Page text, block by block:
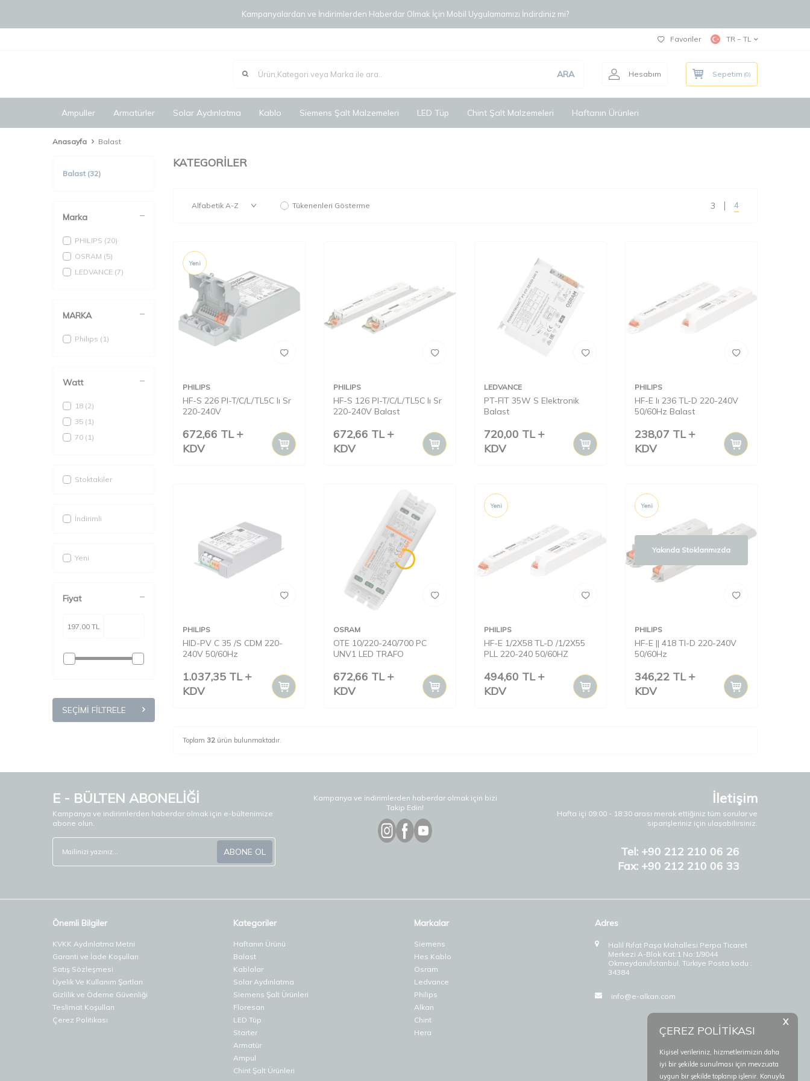
X
ÇEREZ POLİTİKASI
Kişisel verileriniz, hizmetlerimizin daha
iyi bir şekilde sunulması için mevzuata
uygun bir şekilde toplanıp işlenir. Konuyla
Kampanyalardan ve İndirimlerden Haberdar Olmak İçin Mobil Uygulamamızı İndirdiniz mi?
Favoriler TR − TL
ARA Hesabım Sepetim (0)
Ampuller Armatürler Solar Aydınlatma Kablo Siemens Şalt Malzemeleri LED Tüp Chint Şalt Malzemeleri Haftanın Ürünleri
Anasayfa Balast
Balast (32)
Marka
PHILIPS (20)
OSRAM (5)
LEDVANCE (7)
MARKA
Philips (1)
Watt
18 (2)
35 (1)
70 (1)
Stoktakiler
İndirimli
Yeni
Fiyat
SEÇIMI FILTRELE
KATEGORİLER
Tükenenleri Gösterme 3 4
Yeni
PHILIPS
HF-S 226 Pl-T/C/L/TL5C Iı Sr
220-240V
672,66 TL
KDV
PHILIPS
HF-S 126 Pl-T/C/L/TL5C Iı Sr
220-240V Balast
672,66 TL
KDV
LEDVANCE
PT-FIT 35W S Elektronik
Balast
720,00 TL
KDV
PHILIPS
HF-E Iı 236 TL-D 220-240V
50/60Hz Balast
238,07 TL
KDV
PHILIPS
HID-PV C 35 /S CDM 220-
240V 50/60Hz
1.037,35 TL
KDV
OSRAM
OTE 10/220-240/700 PC
UNV1 LED TRAFO
672,66 TL
KDV
Yeni
PHILIPS
HF-E 1/2X58 TL-D /1/2X55
PLL 220-240 50/60HZ
494,60 TL
KDV
Yeni
Yakında Stoklarımızda
PHILIPS
HF-E || 418 Tl-D 220-240V
50/60Hz
346,22 TL
KDV
Toplam 32 ürün bulunmaktadır.
E - BÜLTEN ABONELİĞİ
Kampanya ve indirimlerden haberdar olmak için e-bültenimize
abone olun.
ABONE OL
Kampanya ve indirimlerden haberdar olmak için bizi
Takip Edin!
İletişim
Hafta içi 09:00 - 18:30 arası merak ettiğiniz tüm sorular ve
siparişleriniz için ulaşabilirsiniz.
Tel: +90 212 210 06 26
Fax: +90 212 210 06 33
Önemli Bilgiler
KVKK Aydınlatma Metni
Garanti ve İade Koşulları
Satış Sözleşmesi
Üyelik Ve Kullanım Şartları
Gizlilik ve Ödeme Güvenliği
Teslimat Koşulları
Çerez Politikası
Kategoriler
Haftanın Ürünü
Balast
Kablolar
Solar Aydınlatma
Siemens Şalt Ürünleri
Floresan
LED Tüp
Starter
Armatür
Ampul
Chint Şalt Ürünleri
Markalar
Siemens
Hes Kablo
Osram
Ledvance
Philips
Alkan
Chint
Hera
Adres
Halil Rıfat Paşa Mahallesi Perpa Ticaret
Merkezi A-Blok Kat:1 No:1/9044
Okmeydanı/İstanbul, Türkiye Posta kodu :
34384
info@e-alkan.com